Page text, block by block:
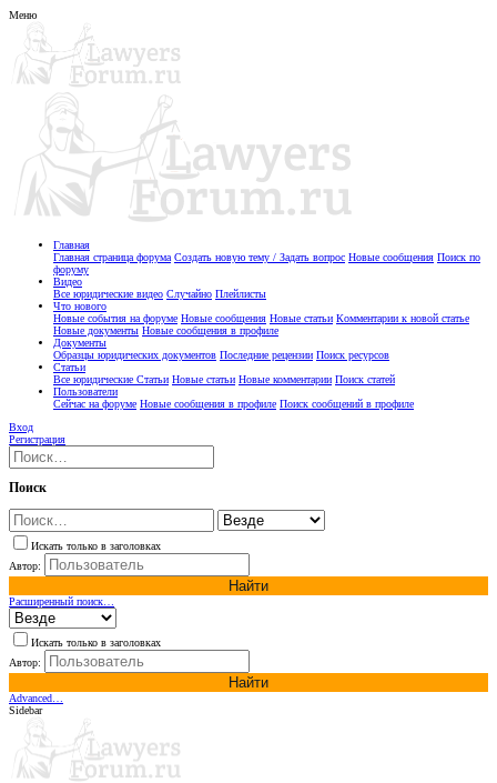
Меню
Главная
Главная страница форума Создать новую тему / Задать вопрос Новые сообщения Поиск по
форуму
Видео
Все юридические видео Случайно Плейлисты
Что нового
Новые события на форуме Новые сообщения Новые статьи Комментарии к новой статье
Новые документы Новые сообщения в профиле
Документы
Образцы юридических документов Последние рецензии Поиск ресурсов
Статьи
Все юридические Статьи Новые статьи Новые комментарии Поиск статей
Пользователи
Сейчас на форуме Новые сообщения в профиле Поиск сообщений в профиле
Вход
Регистрация
Поиск
Искать только в заголовках
Автор:
Найти
Расширенный поиск…
Искать только в заголовках
Автор:
Найти
Advanced…
Sidebar